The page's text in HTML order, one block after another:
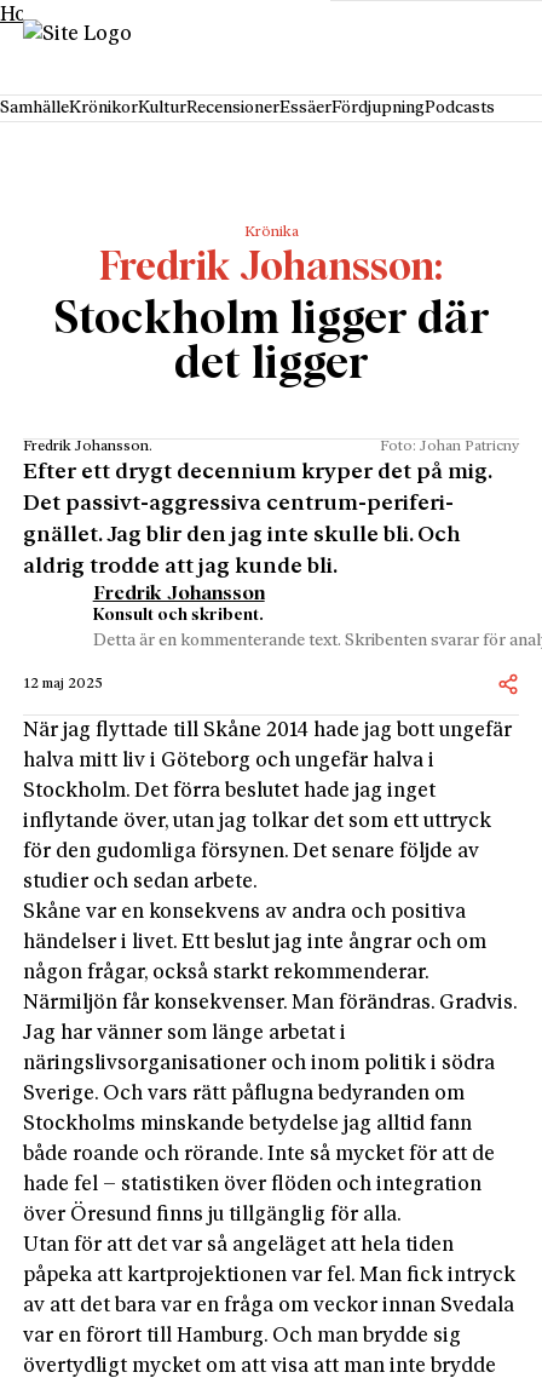
Hoppa till innehåll
SamhälleKrönikorKulturRecensionerEssäerFördjupningPodcasts
Krönika
Fredrik Johansson
Stockholm ligger där
det ligger
Fredrik Johansson. Foto: Johan Patricny
Efter ett drygt decennium kryper det på mig.
Det passivt-aggressiva centrum-periferi-
gnället. Jag blir den jag inte skulle bli. Och
aldrig trodde att jag kunde bli.
Fredrik Johansson
Konsult och skribent.
Detta är en kommenterande text. Skribenten svarar för
12 maj 2025
När jag flyttade till Skåne 2014 hade jag bott ungefär
halva mitt liv i Göteborg och ungefär halva i
Stockholm. Det förra beslutet hade jag inget
inflytande över, utan jag tolkar det som ett uttryck
för den gudomliga försynen. Det senare följde av
studier och sedan arbete.
Skåne var en konsekvens av andra och positiva
händelser i livet. Ett beslut jag inte ångrar och om
någon frågar, också starkt rekommenderar.
Närmiljön får konsekvenser. Man förändras. Gradvis.
Jag har vänner som länge arbetat i
näringslivsorganisationer och inom politik i södra
Sverige. Och vars rätt påflugna bedyranden om
Stockholms minskande betydelse jag alltid fann
både roande och rörande. Inte så mycket för att de
hade fel – statistiken över flöden och integration
över Öresund finns ju tillgänglig för alla.
Utan för att det var så angeläget att hela tiden
påpeka att kartprojektionen var fel. Man fick intryck
av att det bara var en fråga om veckor innan Svedala
var en förort till Hamburg. Och man brydde sig
övertydligt mycket om att visa att man inte brydde